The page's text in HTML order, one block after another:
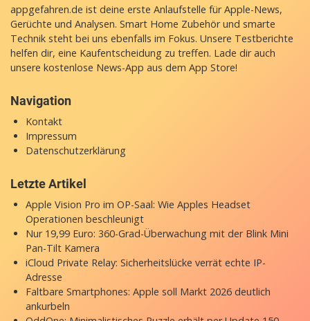
appgefahren.de ist deine erste Anlaufstelle für Apple-News,
Gerüchte und Analysen. Smart Home Zubehör und smarte
Technik steht bei uns ebenfalls im Fokus. Unsere Testberichte
helfen dir, eine Kaufentscheidung zu treffen. Lade dir auch
unsere kostenlose News-App aus dem App Store!
Navigation
Kontakt
Impressum
Datenschutzerklärung
Letzte Artikel
Apple Vision Pro im OP-Saal: Wie Apples Headset
Operationen beschleunigt
Nur 19,99 Euro: 360-Grad-Überwachung mit der Blink Mini
Pan-Tilt Kamera
iCloud Private Relay: Sicherheitslücke verrät echte IP-
Adresse
Faltbare Smartphones: Apple soll Markt 2026 deutlich
ankurbeln